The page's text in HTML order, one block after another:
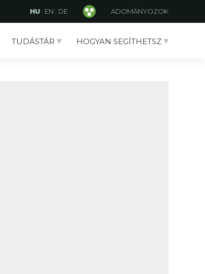
HU | EN | DE ADOMÁNYOZOK
TUDÁSTÁR HOGYAN SEGÍTHETSZ